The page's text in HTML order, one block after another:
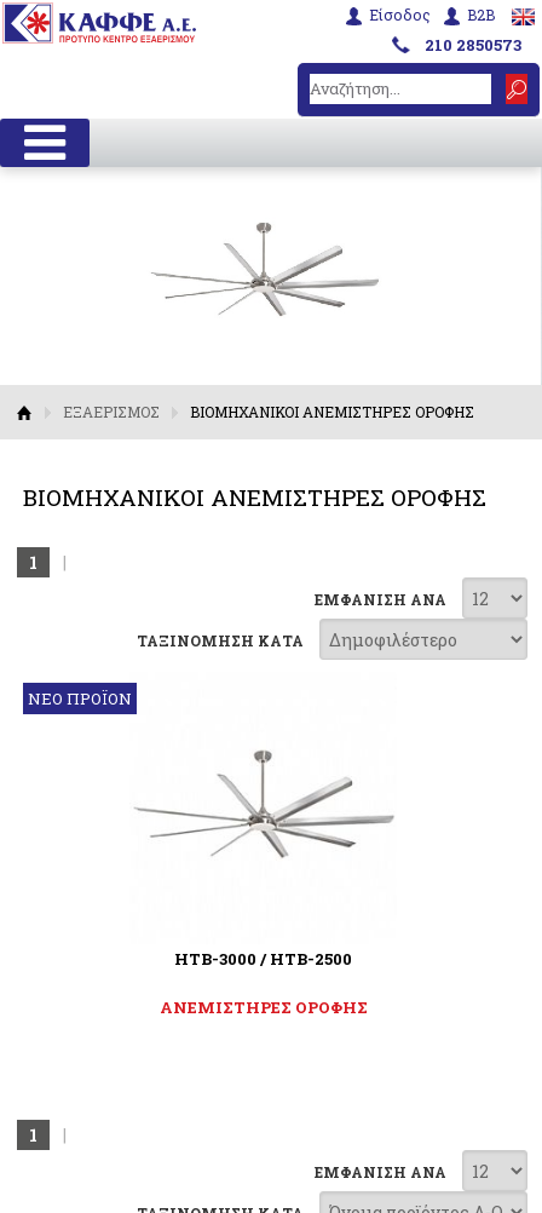
B2B
Είσοδος
210 2850573
ΕΞΑΕΡΙΣΜΟΣ ΒΙΟΜΗΧΑΝΙΚΟΙ ΑΝΕΜΙΣΤΗΡΕΣ ΟΡΟΦΗΣ
ΒΙΟΜΗΧΑΝΙΚΟΙ ΑΝΕΜΙΣΤΗΡΕΣ ΟΡΟΦΗΣ
1 |
ΕΜΦΑΝΙΣΗ ΑΝΑ
ΤΑΞΙΝΟΜΗΣΗ ΚΑΤΑ
ΝΕΟ ΠΡΟΪΟΝ
HTB-3000 / HTB-2500
ΑΝΕΜΙΣΤΗΡΕΣ ΟΡΟΦΗΣ
1 |
ΕΜΦΑΝΙΣΗ ΑΝΑ